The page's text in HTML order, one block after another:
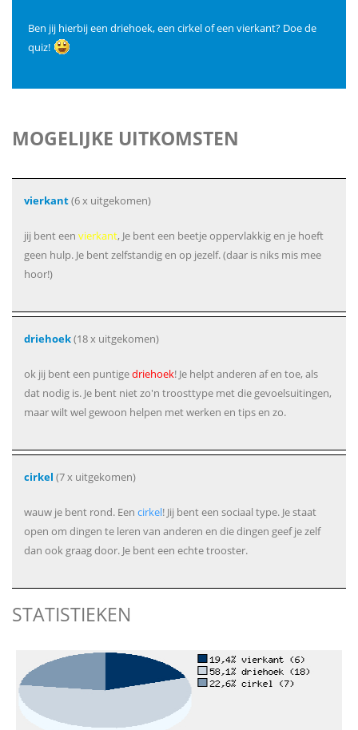
Ben jij hierbij een driehoek, een cirkel of een vierkant? Doe de
quiz!
MOGELIJKE UITKOMSTEN
vierkant(6 x uitgekomen)
jij bent een vierkant, Je bent een beetje oppervlakkig en je hoeft
geen hulp. Je bent zelfstandig en op jezelf. (daar is niks mis mee
hoor!)
driehoek(18 x uitgekomen)
ok jij bent een puntigedriehoek! Je helpt anderen af en toe, als
dat nodig is. Je bent niet zo'n troosttype met die gevoelsuitingen,
maar wilt wel gewoon helpen met werken en tips en zo.
cirkel (7 x uitgekomen)
wauw je bent rond. Een cirkel! Jij bent een sociaal type. Je staat
open om dingen te leren van anderen en die dingen geef je zelf
dan ook graag door. Je bent een echte trooster.
STATISTIEKEN